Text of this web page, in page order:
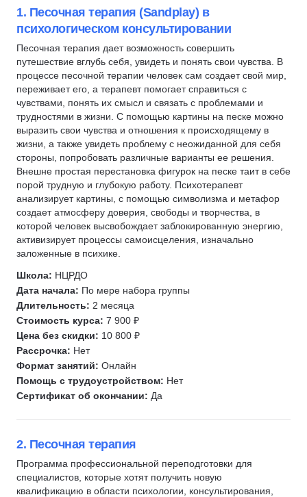
Сказкотерапия
Провокативная психотерапия
Логопсихотерапевт
Патопсихология
Клиническая психология
Бизнес-психология
Семейная психология
Нарушения сна
Софрология
Терапия ПТСР
Синдром дефицита внимания с гиперактивностью (СДВГ)
Геронтопсихология
Психологическая помощь
Специальная психология
Психология зависимости
Супервизия в психологии
Клиент-центрированная психотерапия
Коучинг
Девиантология
Суицидология
Ароматерапия
Когнитивно-поведенческая терапия (КПТ)
Позитивная психотерапия
ТДТ (Танцевально-двигательная терапия)
MBA
Психолог-криминалист
Психотерапевт
Кинезиология
Психосоматика
Осознанность
Гештальт терапия
Кризисный психолог
Когнитивно-поведенческая терапия (КПТ)
Арт-терапия
Бизнес-коучинг
Клиническая психология
Патопсихология
Нейропсихология
Психология зависимости
Психология маркетинга и рекламы
Психология управления
РПП (расстройства пищевого поведения)
Сексология
Семейная психология
Супервизия в психологии
1. Песочная терапия (Sandplay) в
психологическом консультировании
Песочная терапия дает возможность совершить
путешествие вглубь себя, увидеть и понять свои чувства. В
процессе песочной терапии человек сам создает свой мир,
переживает его, а терапевт помогает справиться с
чувствами, понять их смысл и связать с проблемами и
трудностями в жизни. С помощью картины на песке можно
выразить свои чувства и отношения к происходящему в
жизни, а также увидеть проблему с неожиданной для себя
стороны, попробовать различные варианты ее решения.
Внешне простая перестановка фигурок на песке таит в себе
порой трудную и глубокую работу. Психотерапевт
анализирует картины, с помощью символизма и метафор
создает атмосферу доверия, свободы и творчества, в
которой человек высвобождает заблокированную энергию,
активизирует процессы самоисцеления, изначально
заложенные в психике.
Школа: НЦРДО
Дата начала: По мере набора группы
Длительность: 2 месяца
Стоимость курса: 7 900 ₽
Цена без скидки: 10 800 ₽
Рассрочка: Нет
Формат занятий: Онлайн
Помощь с трудоустройством: Нет
Сертификат об окончании: Да
2. Песочная терапия
Программа профессиональной переподготовки для
специалистов, которые хотят получить новую
квалификацию в области психологии, консультирования,